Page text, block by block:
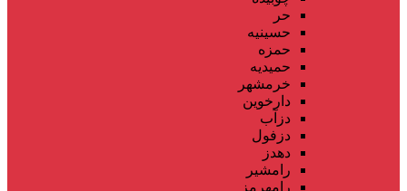
حر
حسینیه
حمزه
حمیدیه
خرمشهر
دارخوین
دزآب
دزفول
دهدز
رامشیر
رامهرمز